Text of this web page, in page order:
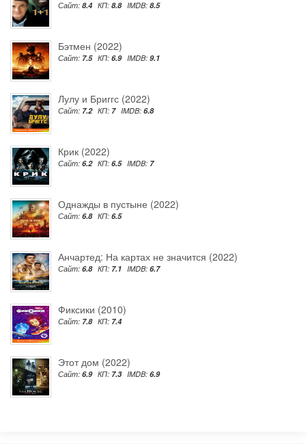
Сайт: 8.4 КП: 8.8 IMDB: 8.5
Бэтмен (2022)
Сайт: 7.5 КП: 6.9 IMDB: 9.1
Лулу и Бриггс (2022)
Сайт: 7.2 КП: 7 IMDB: 6.8
Крик (2022)
Сайт: 6.2 КП: 6.5 IMDB: 7
Однажды в пустыне (2022)
Сайт: 6.8 КП: 6.5
Анчартед: На картах не значится (2022)
Сайт: 6.8 КП: 7.1 IMDB: 6.7
Фиксики (2010)
Сайт: 7.8 КП: 7.4
Этот дом (2022)
Сайт: 6.9 КП: 7.3 IMDB: 6.9